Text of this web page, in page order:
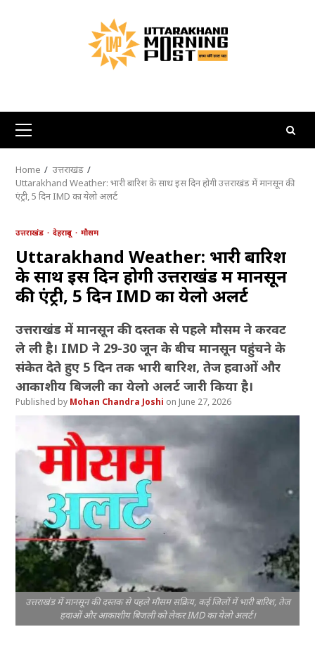
Primary
Menu
Home
उत्तराखंड
Uttarakhand Weather: भारी बारिश के साथ इस दिन होगी उत्तराखंड में मानसून की
एंट्री, 5 दिन IMD का येलो अलर्ट
उत्तराखंड देहरादून मौसम
Uttarakhand Weather: भारी बारिश
के साथ इस दिन होगी उत्तराखंड में मानसून
की एंट्री, 5 दिन IMD का येलो अलर्ट
उत्तराखंड में मानसून की दस्तक से पहले मौसम ने करवट
ले ली है। IMD ने 29-30 जून के बीच मानसून पहुंचने के
संकेत देते हुए 5 दिन तक भारी बारिश, तेज हवाओं और
आकाशीय बिजली का येलो अलर्ट जारी किया है।
Mohan Chandra Joshi June 27, 2026
उत्तराखंड में मानसून की दस्तक से पहले मौसम सक्रिय, कई जिलों में भारी बारिश, तेज
हवाओं और आकाशीय बिजली को लेकर IMD का येलो अलर्ट।